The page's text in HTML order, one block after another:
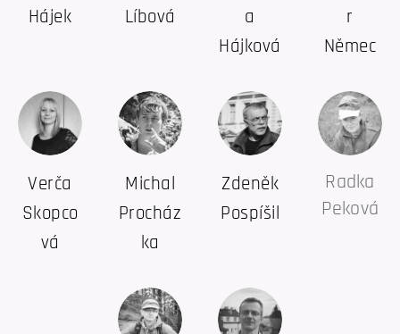
Hájek
Líbová
a
Hájková
r
Němec
Verča
Skopco
vá
Michal
Procház
ka
Zdeněk
Pospíšil
Radka
Peková